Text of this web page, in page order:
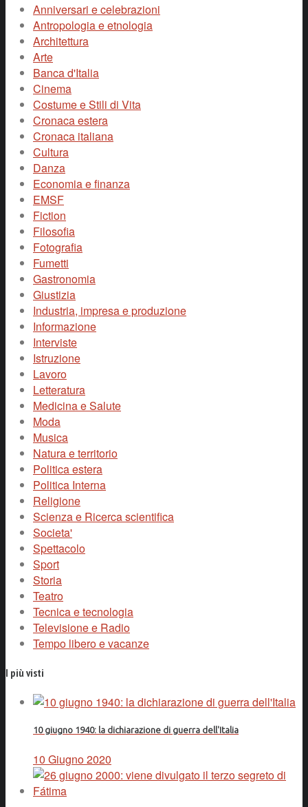
Anniversari e celebrazioni
Antropologia e etnologia
Architettura
Arte
Banca d'Italia
Cinema
Costume e Stili di Vita
Cronaca estera
Cronaca italiana
Cultura
Danza
Economia e finanza
EMSF
Fiction
Filosofia
Fotografia
Fumetti
Gastronomia
Giustizia
Industria, impresa e produzione
Informazione
Interviste
Istruzione
Lavoro
Letteratura
Medicina e Salute
Moda
Musica
Natura e territorio
Politica estera
Politica Interna
Religione
Scienza e Ricerca scientifica
Societa'
Spettacolo
Sport
Storia
Teatro
Tecnica e tecnologia
Televisione e Radio
Tempo libero e vacanze
I più visti
10 giugno 1940: la dichiarazione di guerra dell'Italia
10 Giugno 2020